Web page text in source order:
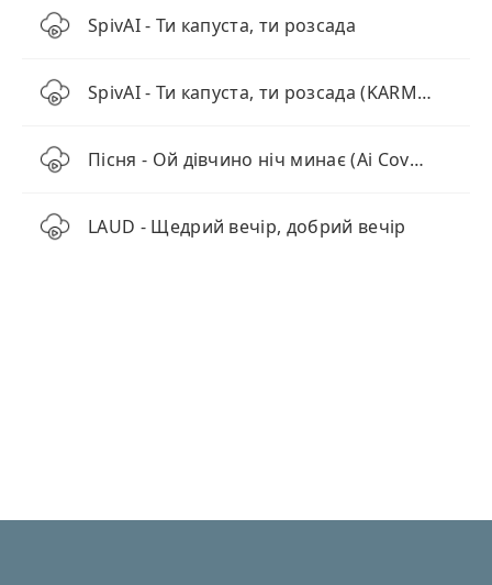
SpivAI - Ти капуста, ти розсада
SpivAI - Ти капуста, ти розсада (KARMV REMIX)
Пісня - Ой дівчино ніч минає (Ai Cover Remix)
LAUD - Щедрий вечір, добрий вечір